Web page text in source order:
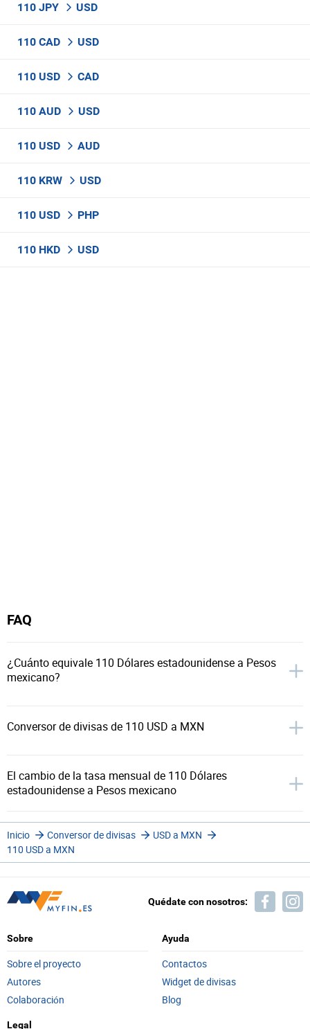
110 JPY USD
110 CAD USD
110 USD CAD
110 AUD USD
110 USD AUD
110 KRW USD
110 USD PHP
110 HKD USD
FAQ
¿Cuánto equivale 110 Dólares estadounidense a Pesos
mexicano?
Conversor de divisas de 110 USD a MXN
El cambio de la tasa mensual de 110 Dólares
estadounidense a Pesos mexicano
Inicio Conversor de divisas
USD a MXN
110 USD a MXN
Quédate con nosotros:
Sobre
Sobre el proyecto
Autores
Colaboración
Ayuda
Contactos
Widget de divisas
Blog
Legal